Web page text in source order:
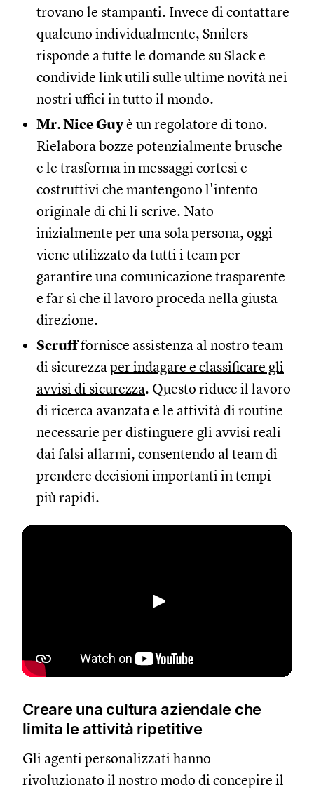
trovano le stampanti. Invece di contattare
qualcuno individualmente, Smilers
risponde a tutte le domande su Slack e
condivide link utili sulle ultime novità nei
nostri uffici in tutto il mondo.
Mr. Nice Guyè un regolatore di tono.
Rielabora bozze potenzialmente brusche
e le trasforma in messaggi cortesi e
costruttivi che mantengono l'intento
originale di chi li scrive. Nato
inizialmente per una sola persona, oggi
viene utilizzato da tutti i team per
garantire una comunicazione trasparente
e far sì che il lavoro proceda nella giusta
direzione.
Scrufffornisce assistenza al nostro team
di sicurezzaper indagare e classificare gli
avvisi di sicurezza. Questo riduce il lavoro
di ricerca avanzata e le attività di routine
necessarie per distinguere gli avvisi reali
dai falsi allarmi, consentendo al team di
prendere decisioni importanti in tempi
più rapidi.
Riproduci
Creare una cultura aziendale che
limita le attività ripetitive
Gli agenti personalizzati hanno
rivoluzionato il nostro modo di concepire il